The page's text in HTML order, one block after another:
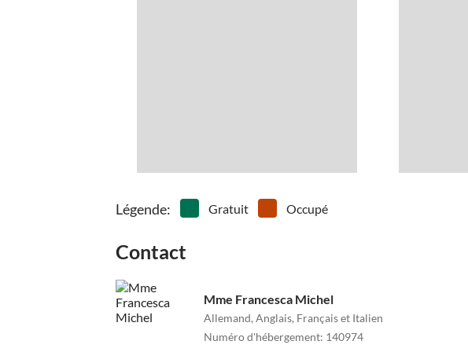
Légende: Gratuit Occupé
Contact
Mme Francesca Michel
Allemand, Anglais, Français et Italien
Numéro d'hébergement: 140974